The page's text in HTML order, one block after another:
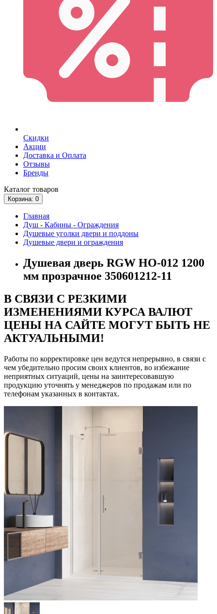
Скидки
Акции
Доставка и Оплата
Отзывы
Бренды
Каталог товаров
Корзина: 0
Главная
Душ - Кабины - Ограждения
Душевые уголки двери и поддоны
Душевые двери и ограждения
Душевая дверь RGW HO-012 1200
мм прозрачное 350601212-11
В СВЯЗИ С РЕЗКИМИ
ИЗМЕНЕНИЯМИ КУРСА ВАЛЮТ
ЦЕНЫ НА САЙТЕ МОГУТ БЫТЬ НЕ
АКТУАЛЬНЫМИ!
Работы по корректировке цен ведутся непрерывно, в связи с
чем убедительно просим своих клиентов, во избежание
неприятных ситуаций, цены на заинтересовавшую
продукцию уточнять у менеджеров по продажам или по
телефонам указанных в контактах.